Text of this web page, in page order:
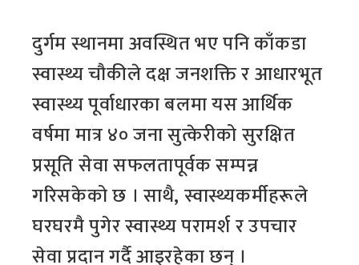
दुर्गम स्थानमा अवस्थित भए पनि काँकडा
स्वास्थ्य चौकीले दक्ष जनशक्ति र आधारभूत
स्वास्थ्य पूर्वाधारका बलमा यस आर्थिक
वर्षमा मात्र ४० जना सुत्केरीको सुरक्षित
प्रसूति सेवा सफलतापूर्वक सम्पन्न
गरिसकेको छ । साथै, स्वास्थ्यकर्मीहरूले
घरघरमै पुगेर स्वास्थ्य परामर्श र उपचार
सेवा प्रदान गर्दै आइरहेका छन् ।